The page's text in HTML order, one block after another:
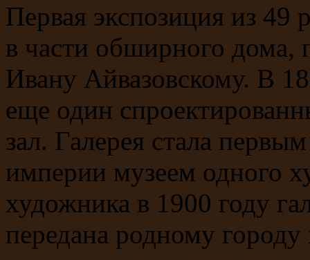
Первая экспозиция из 49
в части обширного дома,
Ивану Айвазовскому. В
еще один
зал. Галерея стала
империи музеем одного
художника в 1900 году
передана родному